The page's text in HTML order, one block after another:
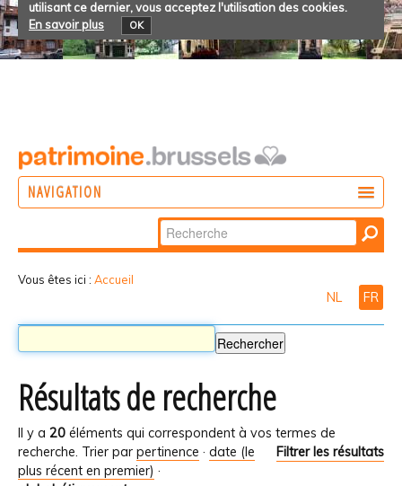
utilisant ce dernier, vous acceptez l'utilisation des cookies.
En savoir plus
OK
NAVIGATION
Chercher par
Recherche
Vous êtes ici : Accueil
NL FR
Résultats de recherche
Il y a 20 éléments qui correspondent à vos termes de
recherche.
Filtrer les résultats
Trier par pertinence · date (le
plus récent en premier) ·